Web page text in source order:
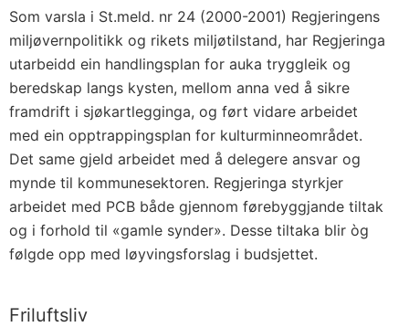
Som varsla i St.meld. nr 24 (2000-2001) Regjeringens
miljøvernpolitikk og rikets miljøtilstand, har Regjeringa
utarbeidd ein handlingsplan for auka tryggleik og
beredskap langs kysten, mellom anna ved å sikre
framdrift i sjøkartlegginga, og ført vidare arbeidet
med ein opptrappingsplan for kulturminneområdet.
Det same gjeld arbeidet med å delegere ansvar og
mynde til kommunesektoren. Regjeringa styrkjer
arbeidet med PCB både gjennom førebyggjande tiltak
og i forhold til «gamle synder». Desse tiltaka blir òg
følgde opp med løyvingsforslag i budsjettet.
Friluftsliv